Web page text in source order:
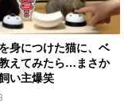
身につけた猫に、ベ
えてみたら…まさか
い主爆笑